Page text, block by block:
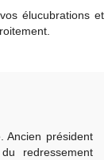
élucubrations et
Ancien président
redressement